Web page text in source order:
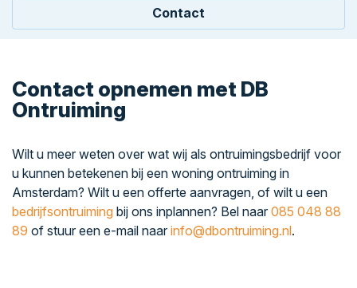
Contact
Contact opnemen met DB
Ontruiming
Wilt u meer weten over wat wij als ontruimingsbedrijf voor
u kunnen betekenen bij een woning ontruiming in
Amsterdam? Wilt u een offerte aanvragen, of wilt u een
bedrijfsontruiming bij ons inplannen? Bel naar 085 048 88
89 of stuur een e-mail naar info@dbontruiming.nl.